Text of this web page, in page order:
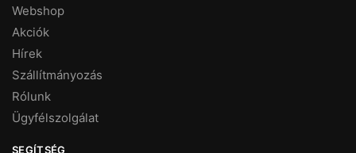
Webshop
Akciók
Hírek
Szállítmányozás
Rólunk
Ügyfélszolgálat
SEGÍTSÉG